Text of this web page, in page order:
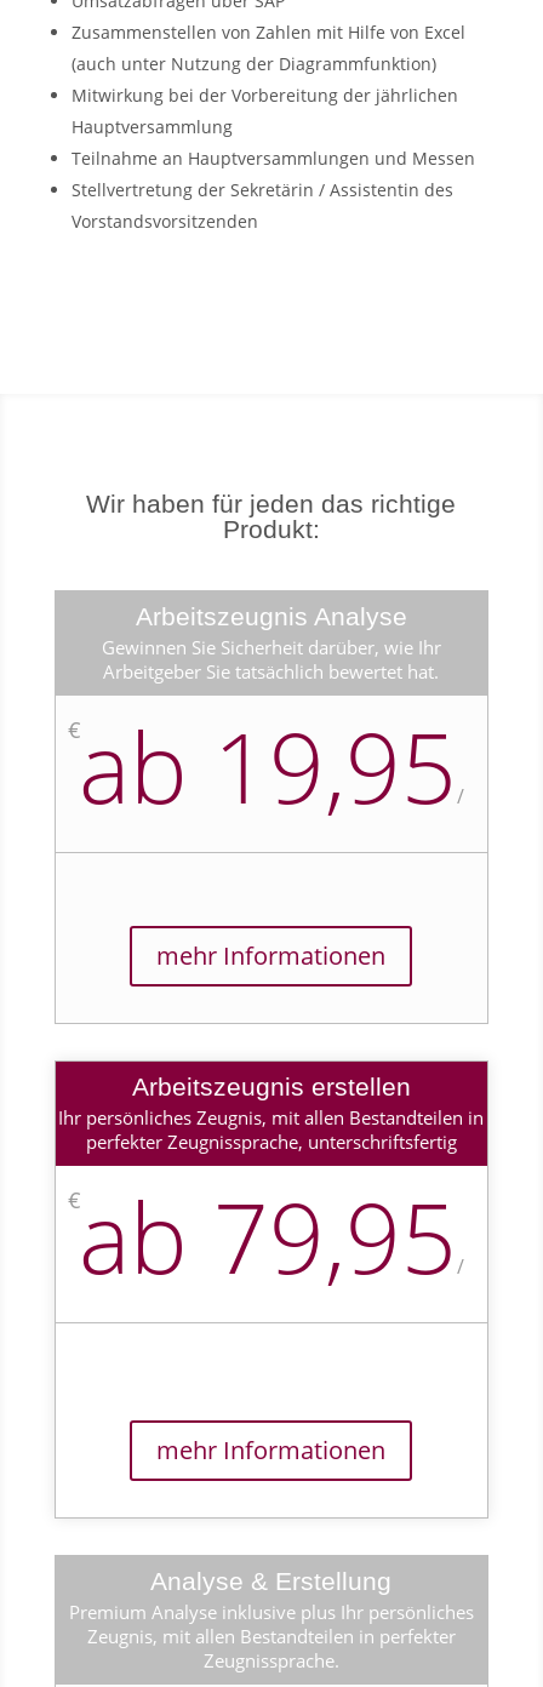
Zusammenstellen von Zahlen mit Hilfe von Excel
(auch unter Nutzung der Diagrammfunktion)
Mitwirkung bei der Vorbereitung der jährlichen
Hauptversammlung
Teilnahme an Hauptversammlungen und Messen
Stellvertretung der Sekretärin / Assistentin des
Vorstandsvorsitzenden
Wir haben für jeden das richtige
Produkt:
Arbeitszeugnis Analyse
Gewinnen Sie Sicherheit darüber, wie Ihr
Arbeitgeber Sie tatsächlich bewertet hat.
€ab 19,95 /
mehr Informationen
Arbeitszeugnis erstellen
Ihr persönliches Zeugnis, mit allen Bestandteilen in
perfekter Zeugnissprache, unterschriftsfertig
€ab 79,95 /
mehr Informationen
Analyse & Erstellung
Premium Analyse inklusive plus Ihr persönliches
Zeugnis, mit allen Bestandteilen in perfekter
Zeugnissprache.